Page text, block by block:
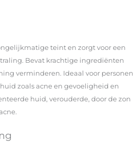
teint en zorgt voor een
Bevat krachtige ingrediënten
verminderen. Ideaal voor personen
zoals acne en gevoeligheid en
huid, verouderde, door de zon